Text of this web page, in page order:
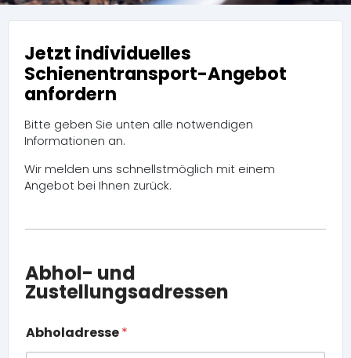
Jetzt individuelles
Schienentransport-Angebot
anfordern
Bitte geben Sie unten alle notwendigen
Informationen an.
Wir melden uns schnellstmöglich mit einem
Angebot bei Ihnen zurück.
s
a
t
n
Abhol- und
Zustellungsadressen
Abholadresse*